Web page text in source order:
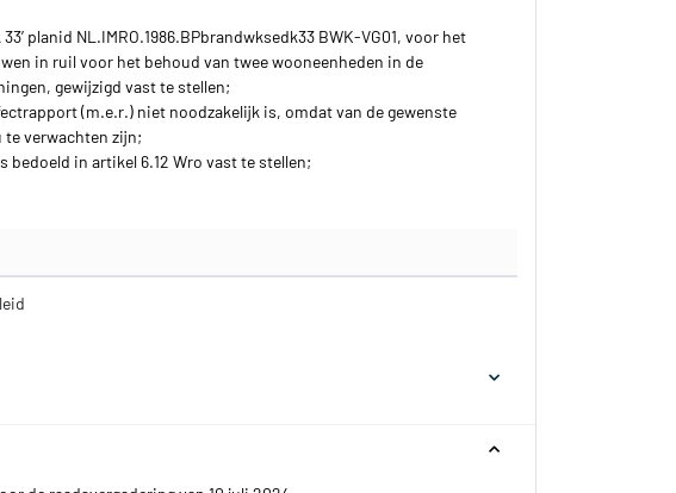
planid NL.IMRO.1986.BPbrandwksedk33 BWK-VG01, voor het
in ruil voor het behoud van twee wooneenheden in de
gewijzigd vast te stellen;
(m.e.r.) niet noodzakelijk is, omdat van de gewenste
verwachten zijn;
in artikel 6.12 Wro vast te stellen;